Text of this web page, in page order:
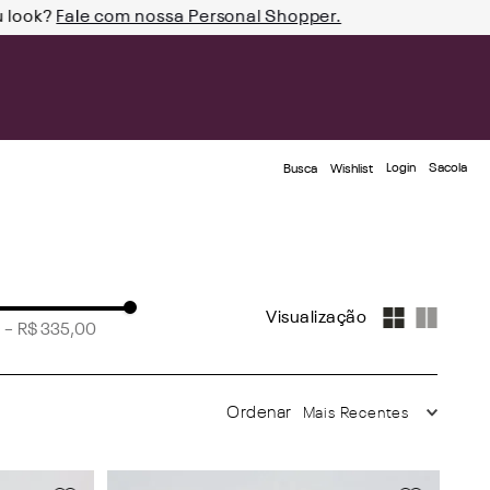
look? Fale com nossa Personal Shopper.
Busca Wishlist Login
– R$ 335,00
Mais Recentes